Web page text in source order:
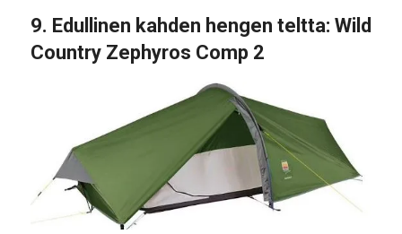
9. Edullinen kahden hengen teltta: Wild
Country Zephyros Comp 2